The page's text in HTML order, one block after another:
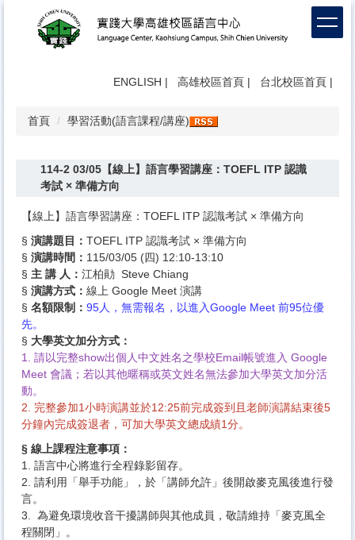
ENGLISH | 高雄校區首頁 | 台北校區首頁 |
首頁 學習活動(語言課程/講座)
114-2 03/05【線上】語言學習講座：TOEFL ITP 認識
考試 × 準備方向
【線上】語言學習講座：TOEFL ITP 認識考試 × 準備方向
§ 演講題目： TOEFL ITP 認識考試 × 準備方向
§ 演講時間： 115/03/05 (四) 12:10-13:10
§ 主 講 人： 江柏勛 Steve Chiang
§ 演講方式： 線上 Google Meet 演講
§ 名額限制： 95人，無需報名，以進入Google Meet 前95位優
先。
§ 大學英文加分方式：
1. 請以完整show出個人中文姓名之學校Email帳號進入 Google
Meet 會議；若以其他暱稱或英文姓名無法參加大學英文加分活
動。
2. 完整參加1小時演講並於12:25前完成簽到且老師演講結束後5
分鐘內完成簽退者，可加大學英文總成績1分。
§ 線上課程注意事項：
1. 語言中心將進行全程錄影留存。
2. 請利用「舉手功能」，於「講師允許」後開啟麥克風後進行發
言。
3. 為避免環境收音干擾講師與其他成員，敬請維持「麥克風全
程關閉」。